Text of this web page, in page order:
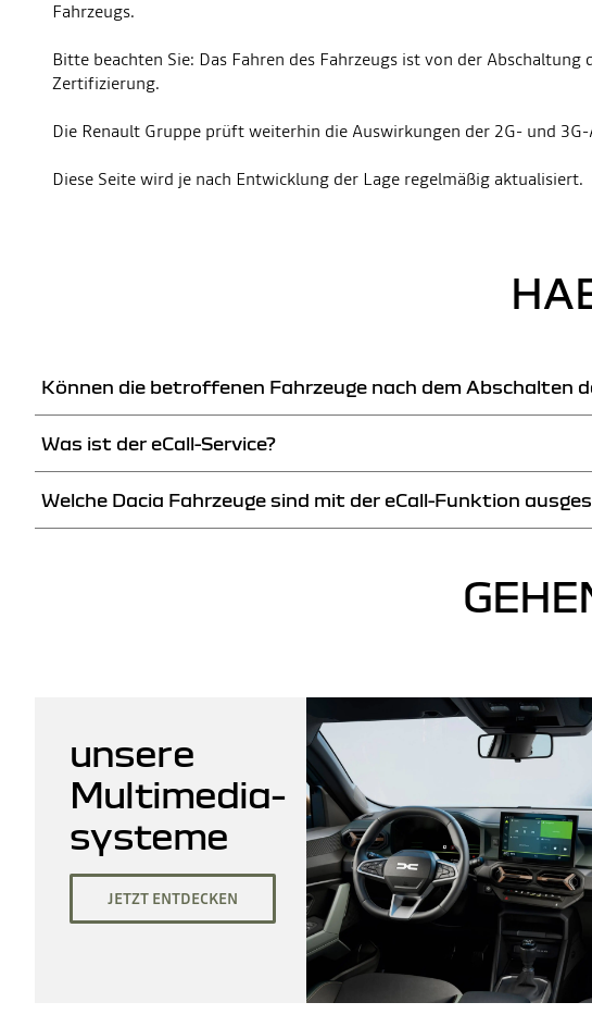
Fahrzeugs.
Bitte beachten Sie: Das Fahren des Fahrzeugs ist von der
Zertifizierung.
Die Renault Gruppe prüft weiterhin die Auswirkungen der 2G- und
Diese Seite wird je nach Entwicklung der Lage regelmäßig aktualisiert.
Können die betroffenen Fahrzeuge nach dem Abschalten
Ja. Die nach den zum Zeitpunkt des Verkaufs geltenden Vorschriften
fahren.
Was ist der eCall-Service?
Der Notrufdienst (oder „eCall“) ist ein Service an Bord, der in allen
Europa eine „neue Typgenehmigung“ erhalten haben.
Welche Dacia Fahrzeuge sind mit der eCall-Funktion
überprüfen Sie einfach die Dachkonsole zwischen Fahrer- und Beifahrersitz:
unsere
Multimedia-
systeme
JETZT ENTDECKEN